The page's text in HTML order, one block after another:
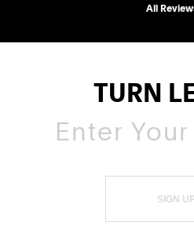
All
TURN
SIGN UP